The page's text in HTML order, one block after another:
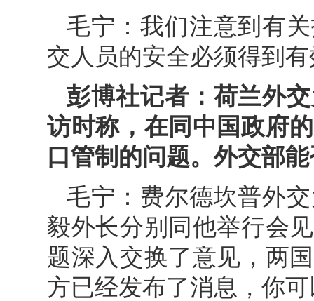
毛宁：我们注意到有
交人员的安全必须得到
彭博社记者：荷兰外
访时称，在同中国政府
口管制的问题。外交部
毛宁：费尔德坎普外
毅外长分别同他举行会
题深入交换了意见，两
方已经发布了消息，你